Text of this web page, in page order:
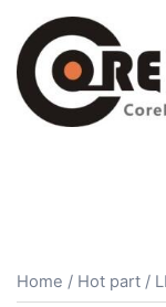
Home / Hot part /